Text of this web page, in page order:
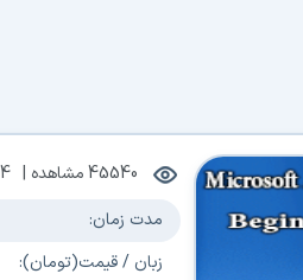
45540مشاهده |
مدت زمان:
زبان / قیمت(تومان):